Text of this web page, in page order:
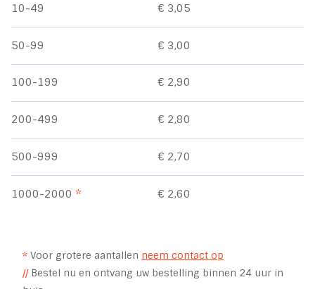
10-49 € 3,05
50-99 € 3,00
100-199 € 2,90
200-499 € 2,80
500-999 € 2,70
1000-2000* € 2,60
* Voor grotere aantallen neem contact op
//Bestel nu en ontvang uw bestelling binnen 24 uur in